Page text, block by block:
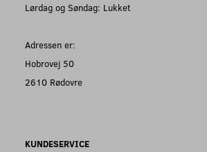
Lørdag og Søndag: Lukket
Adressen er:
Hobrovej 50
2610 Rødovre
KUNDESERVICE